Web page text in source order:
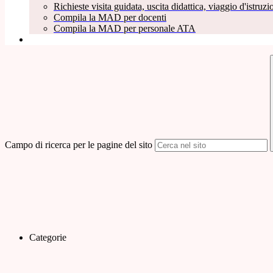
Richieste visita guidata, uscita didattica, viaggio
Compila la MAD per docenti
Compila la MAD per personale ATA
Campo di ricerca per le pagine del sito
Categorie